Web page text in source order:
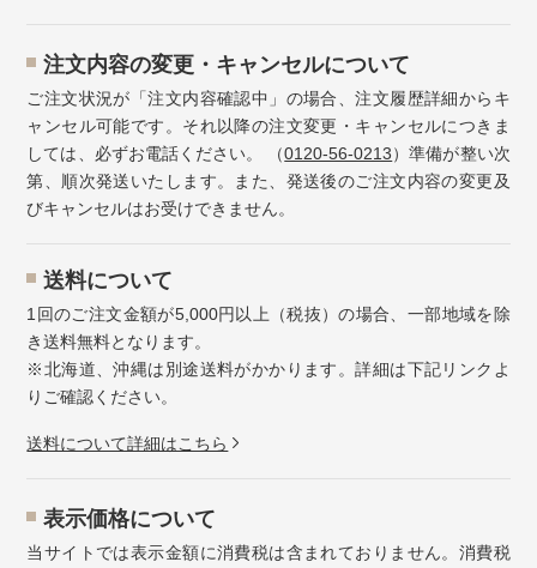
注⽂内容の変更・キャンセルについて
ご注文状況が「注文内容確認中」の場合、注文履歴詳細からキ
ャンセル可能です。それ以降の注文変更・キャンセルにつきま
しては、必ずお電話ください。 （0120-56-0213）準備が整い次
第、順次発送いたします。また、発送後のご注文内容の変更及
びキャンセルはお受けできません。
送料について
1回のご注文金額が5,000円以上（税抜）の場合、一部地域を除
き送料無料となります。
※北海道、沖縄は別途送料がかかります。詳細は下記リンクよ
りご確認ください。
送料について詳細はこちら
表示価格について
当サイトでは表示金額に消費税は含まれておりません。消費税